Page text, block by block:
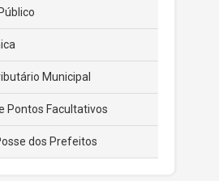
Municipal
Pontos Facultativos
dos Prefeitos